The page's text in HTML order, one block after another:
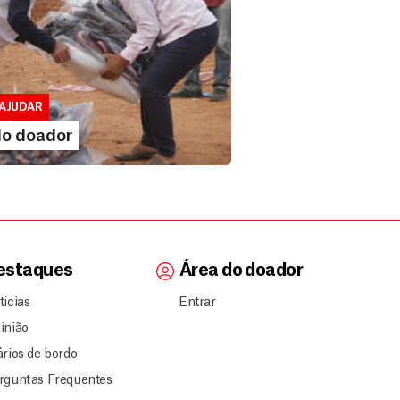
doador
para doadores de MSF....
MAIS
doador
de bordo
Frequentes
Área do doador
Entrar